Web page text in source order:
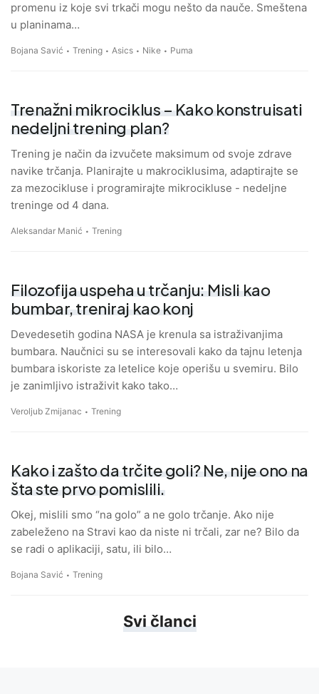
promenu iz koje svi trkači mogu nešto da nauče. Smeštena
u planinama…
Bojana Savić Trening Asics Nike Puma
Trenažni mikrociklus – Kako konstruisati
nedeljni trening plan?
Trening je način da izvučete maksimum od svoje zdrave
navike trčanja. Planirajte u makrociklusima, adaptirajte se
za mezocikluse i programirajte mikrocikluse - nedeljne
treninge od 4 dana.
Aleksandar Manić Trening
Filozofija uspeha u trčanju: Misli kao
bumbar, treniraj kao konj
Devedesetih godina NASA je krenula sa istraživanjima
bumbara. Naučnici su se interesovali kako da tajnu letenja
bumbara iskoriste za letelice koje operišu u svemiru. Bilo
je zanimljivo istraživit kako tako…
Veroljub Zmijanac Trening
Kako i zašto da trčite goli? Ne, nije ono na
šta ste prvo pomislili.
Okej, mislili smo “na golo” a ne golo trčanje. Ako nije
zabeleženo na Stravi kao da niste ni trčali, zar ne? Bilo da
se radi o aplikaciji, satu, ili bilo…
Bojana Savić Trening
Svi članci